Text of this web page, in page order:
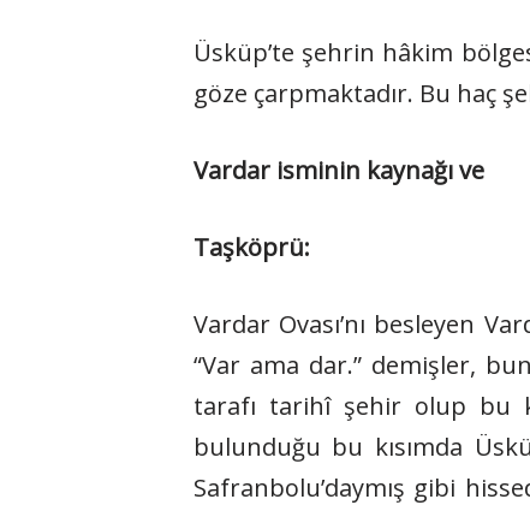
Üsküp’te şehrin hâkim
göze çarpmaktadır. Bu haç
Vardar isminin kaynağı ve
Taşköprü:
Vardar Ovası’nı besleyen
“Var ama dar.” demişler,
tarafı tarihî şehir olup bu
bulunduğu bu kısımda
Safranbolu’daymış gibi